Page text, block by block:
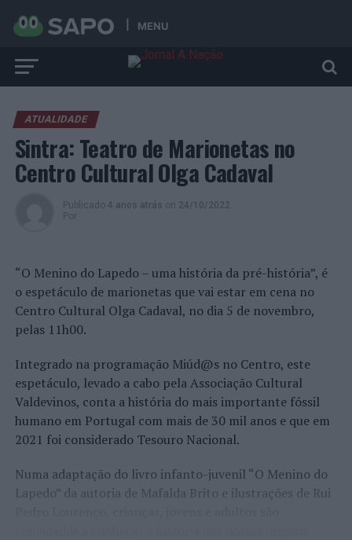
MENU
ATUALIDADE
Sintra: Teatro de Marionetas no
Centro Cultural Olga Cadaval
Publicado 4 anos atrás on 24/10/2022
Por
“O Menino do Lapedo – uma história da pré-história”, é
o espetáculo de marionetas que vai estar em cena no
Centro Cultural Olga Cadaval, no dia 5 de novembro,
pelas 11h00.
Integrado na programação Miúd@s no Centro, este
espetáculo, levado a cabo pela Associação Cultural
Valdevinos, conta a história do mais importante fóssil
humano em Portugal com mais de 30 mil anos e que em
2021 foi considerado Tesouro Nacional.
Numa adaptação do livro infanto-juvenil “O Menino do
Lapedo” da autoria de Mafalda Brito e ilustrações de Rui